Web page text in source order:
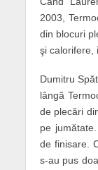
2003,
din blocuri
şi calorifere,
Dumitru
lângă
de plecări
pe
de finisare.
s-au pus